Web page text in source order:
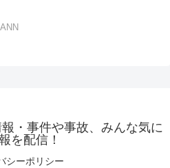
ANN
・事件や事故、みんな気に
を配信！
シーポリシー